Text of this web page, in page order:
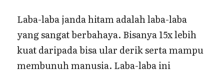
Laba-laba janda hitam adalah laba-laba
yang sangat berbahaya. Bisanya 15x lebih
kuat daripada bisa ular derik serta mampu
membunuh manusia. Laba-laba ini